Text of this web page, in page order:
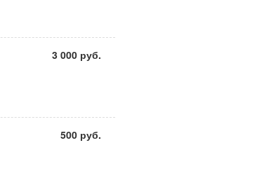
3 000 руб.
500 руб.